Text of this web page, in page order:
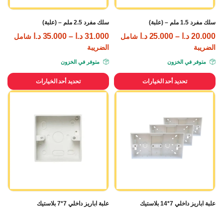
سلك مفرد 1.5 ملم – (علبة)
20.000 د.ا –
25.000 د.ا شامل
الضريبة
متوفر في الخزون
تحديد أحد الخيارات
سلك مفرد 2.5 ملم – (علبة)
31.000 د.ا –
35.000 د.ا شامل
الضريبة
متوفر في الخزون
تحديد أحد الخيارات
علبة اباريز داخلي 7*14 بلاستيك علبة اباريز داخلي 7*7 بلاستيك